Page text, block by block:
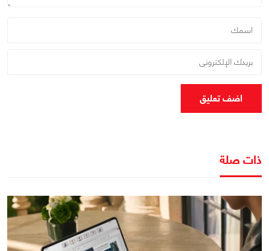
اضف تعليق
ذات صلة